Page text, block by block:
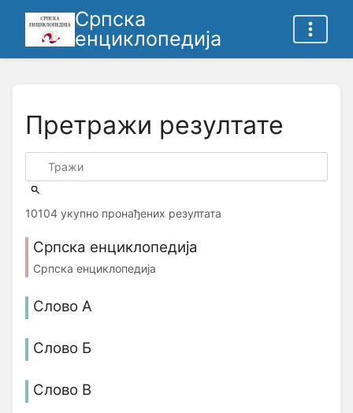
Српска
енциклопедија
Претражи резултате
10104 укупно пронађених резултата
Српска енциклопедија
Српска енциклопедија
Слово А
Слово Б
Слово В